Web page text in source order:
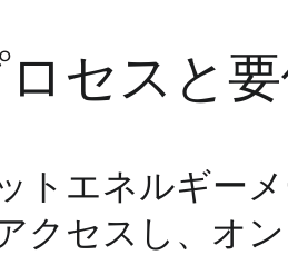
セスと
トエネルギー
クセスし、オ